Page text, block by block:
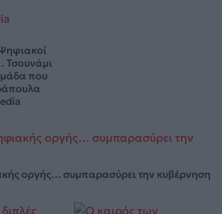
Τσουνάμι
που
οργής… συμπαρασύρει την κυβέρνηση